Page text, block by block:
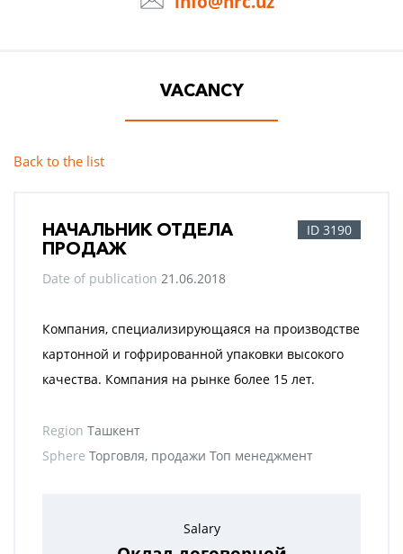
VACANCY
Back to the list
НАЧАЛЬНИК ОТДЕЛА
ПРОДАЖ
ID 3190
Date of publication 21.06.2018
Компания, специализирующаяся на производстве
картонной и гофрированной упаковки высокого
качества. Компания на рынке более 15 лет.
Region Ташкент
Sphere Торговля, продажи Топ менеджмент
Salary